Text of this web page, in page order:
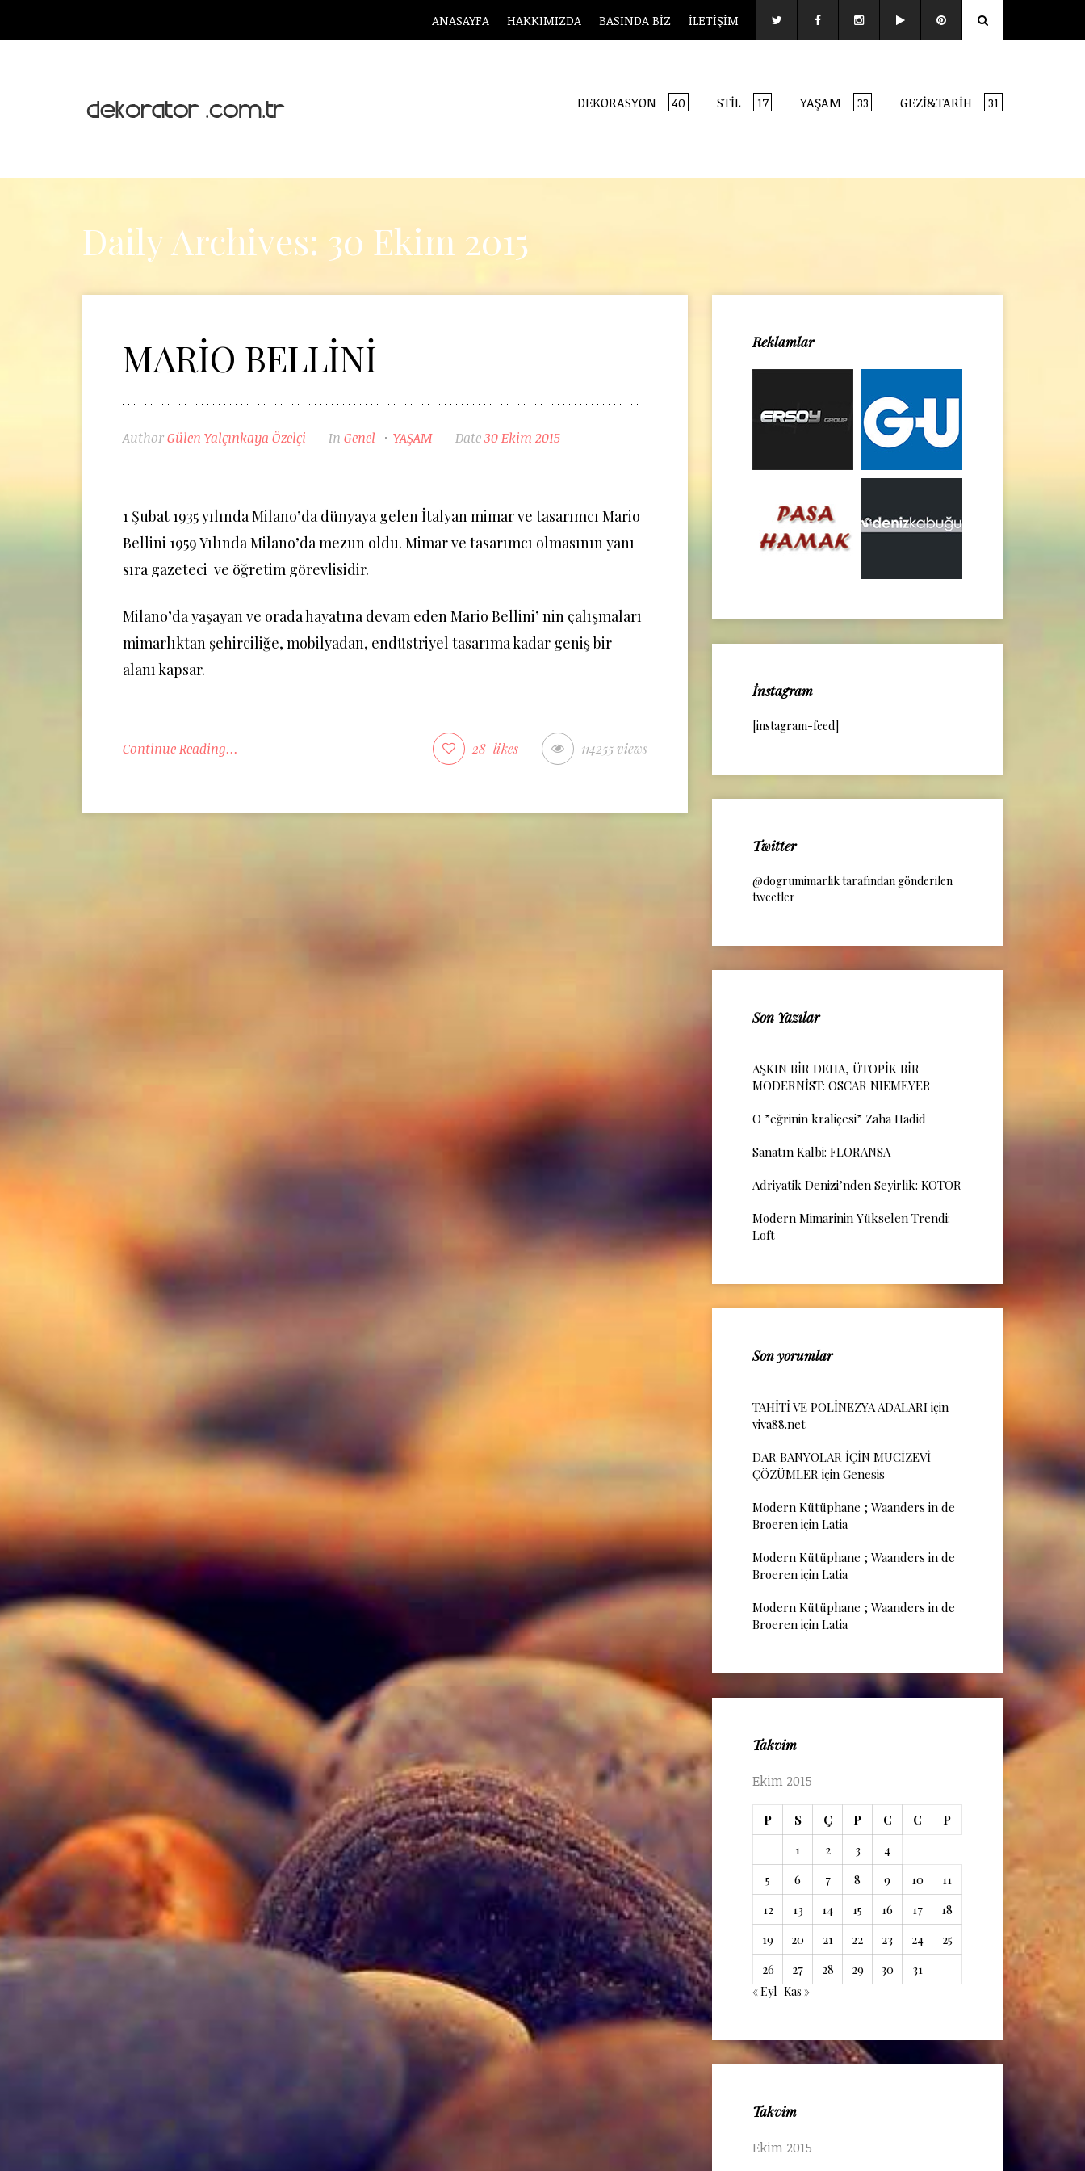
DEKORASYON40
STİL17
YAŞAM33
ANASAYFA HAKKIMIZDA BASINDA BİZ İLETİŞİM
DEKORASYON 40 STİL 17 YAŞAM 33 GEZİ&TARİH 31
Daily Archives: 30 Ekim 2015
MARİO BELLİNİ
AuthorGülen Yalçınkaya Özelçi In Genel YAŞAM Date30 Ekim 2015
1 Şubat 1935 yılında Milano’da dünyaya gelen İtalyan mimar ve tasarımcı Mario
Bellini 1959 Yılında Milano’da mezun oldu. Mimar ve tasarımcı olmasının yanı
sıra gazeteci ve öğretim görevlisidir.
Milano’da yaşayan ve orada hayatına devam eden Mario Bellini’ nin çalışmaları
mimarlıktan şehirciliğe, mobilyadan, endüstriyel tasarıma kadar geniş bir
alanı kapsar.
Continue Reading... 28 likes 114255 views
Reklamlar
İnstagram
[instagram-feed]
Twitter
@dogrumimarlik tarafından gönderilen
tweetler
Son Yazılar
AŞKIN BİR DEHA, ÜTOPİK BİR
MODERNİST: OSCAR NIEMEYER
O ”eğrinin kraliçesi” Zaha Hadid
Sanatın Kalbi: FLORANSA
Adriyatik Denizi’nden Seyirlik: KOTOR
Modern Mimarinin Yükselen Trendi:
Loft
Son yorumlar
TAHİTİ VE POLİNEZYA ADALARI için
viva88.net
DAR BANYOLAR İÇİN MUCİZEVİ
ÇÖZÜMLER için Genesis
Modern Kütüphane ; Waanders in de
Broeren için Latia
Modern Kütüphane ; Waanders in de
Broeren için Latia
Modern Kütüphane ; Waanders in de
Broeren için Latia
Takvim
Ekim 2015
P S Ç P C C
P
1
2 3
4
5
6 7 8 9 10
11
12
13 14 15 16 17
18
19
20 21 22 23 24
25
26
27 28 29 30 31
« Eyl Kas »
Takvim
Ekim 2015